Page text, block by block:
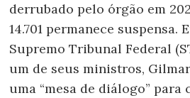
derrubado pelo órgão em
14.701 permanece suspensa.
Supremo Tribunal Federal
um de seus ministros,
uma “mesa de diálogo” para